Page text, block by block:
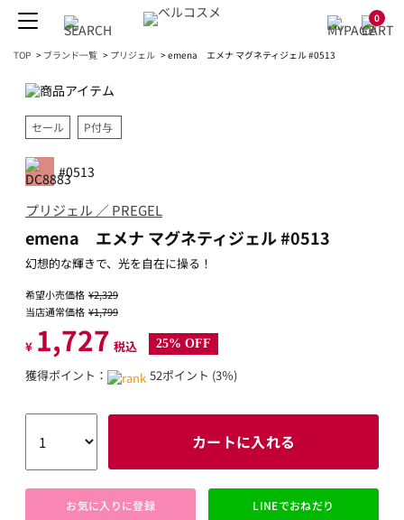
0
TOP > ブランド一覧 > プリジェル >emena エメナ マグネティジェル #0513
セール P付与
#0513
プリジェル ／ PREGEL
emena エメナ マグネティジェル #0513
幻想的な輝きで、光を自在に操る！
希望小売価格 ¥2,329
当店通常価格 ¥1,799
¥ 1,727 税込 25% OFF
獲得ポイント： 52ポイント (3％)
カートに入れる
お気に入りに登録 LINEでおねだり